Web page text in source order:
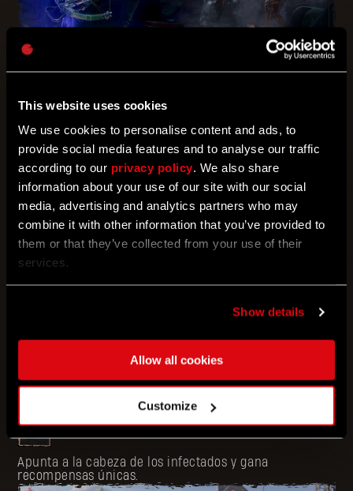
This website uses cookies
We use cookies to personalise content and ads, to
provide social media features and to analyse our traffic
according to our privacy policy. We also share
information about your use of our site with our social
media, advertising and analytics partners who may
combine it with other information that you’ve provided to
them or that they’ve collected from your use of their
services.
Show details
Allow all cookies
Customize
06/29/2023
Noches sangrientas
Recoge objetos de valor por la noche para ganar
recompensas
05/31/2023
Undead Or Alive
Apunta a la cabeza de los infectados y gana
recompensas únicas.